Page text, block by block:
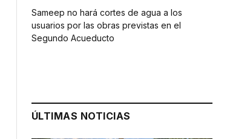
Sameep no hará cortes de agua a los
usuarios por las obras previstas en el
Segundo Acueducto
ÚLTIMAS NOTICIAS